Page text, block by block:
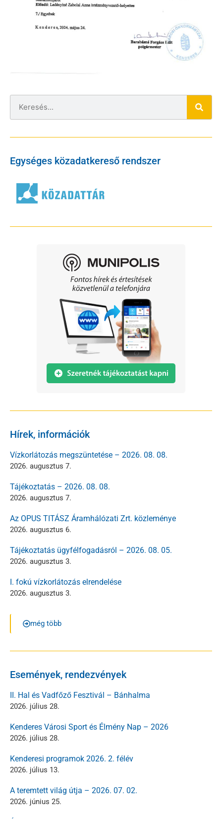
Egységes közadatkereső rendszer
Hírek, információk
Vízkorlátozás megszüntetése – 2026. 08. 08.
2026. augusztus 7.
Tájékoztatás – 2026. 08. 08.
2026. augusztus 7.
Az OPUS TITÁSZ Áramhálózati Zrt. közleménye
2026. augusztus 6.
Tájékoztatás ügyfélfogadásról – 2026. 08. 05.
2026. augusztus 3.
I. fokú vízkorlátozás elrendelése
2026. augusztus 3.
még több
Események, rendezvények
II. Hal és Vadfőző Fesztivál – Bánhalma
2026. július 28.
Kenderes Városi Sport és Élmény Nap – 2026
2026. július 28.
Kenderesi programok 2026. 2. félév
2026. július 13.
A teremtett világ útja – 2026. 07. 02.
2026. június 25.